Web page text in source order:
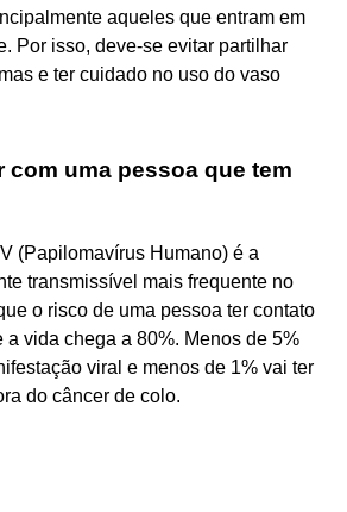
aqueles que entram em
Por isso, deve-se evitar partilhar
e ter cuidado no uso do vaso
com uma pessoa que tem
(Papilomavírus Humano) é a
transmissível mais frequente no
o risco de uma pessoa ter contato
a vida chega a 80%. Menos de 5%
viral e menos de 1% vai ter
do câncer de colo.